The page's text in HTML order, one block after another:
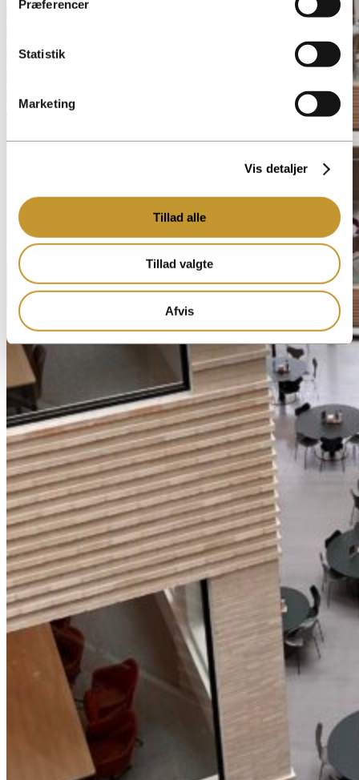
Præferencer
Statistik
Marketing
Vis detaljer
Tillad alle
Tillad valgte
Afvis